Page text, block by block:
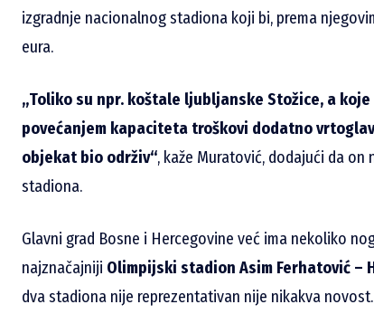
izgradnje nacionalnog stadiona koji bi, prema
eura.
„Toliko su npr. koštale ljubljanske Stožice, a
povećanjem kapaciteta troškovi dodatno
objekat bio održiv“, kaže Muratović, dodajući da
stadiona.
Glavni grad Bosne i Hercegovine već ima nekoliko
najznačajniji Olimpijski stadion Asim Ferhatović –
dva stadiona nije reprezentativan nije nikakva